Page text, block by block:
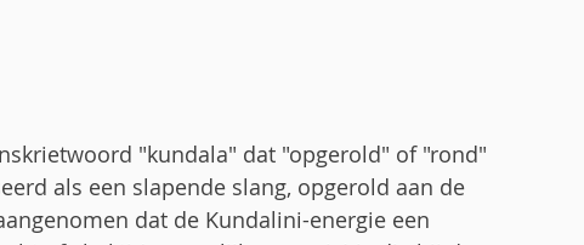
"kundala" dat "opgerold" of "rond"
als een slapende slang, opgerold aan de
dat de Kundalini-energie een